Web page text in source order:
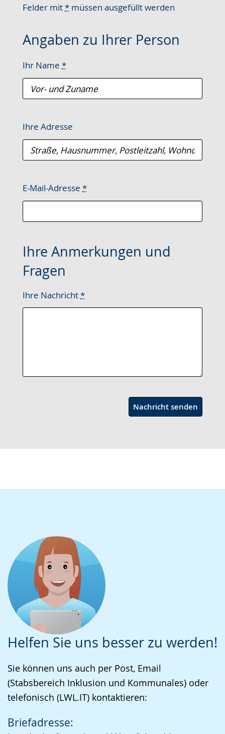
Felder mit* müssen ausgefüllt werden
Angaben zu Ihrer Person
Ihr Name *
Ihre Adresse
E-Mail-Adresse *
Ihre Anmerkungen und
Fragen
Ihre Nachricht*
Nachricht senden
wechseln.
Deutscher
wird
Helfen Sie uns besser zu werden!
Sie können uns auch per Post, Email
(Stabsbereich Inklusion und Kommunales) oder
telefonisch (LWL.IT) kontaktieren:
Briefadresse: